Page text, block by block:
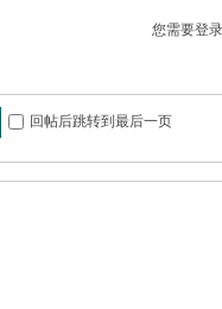
您需要登
回帖后跳转到最后一页